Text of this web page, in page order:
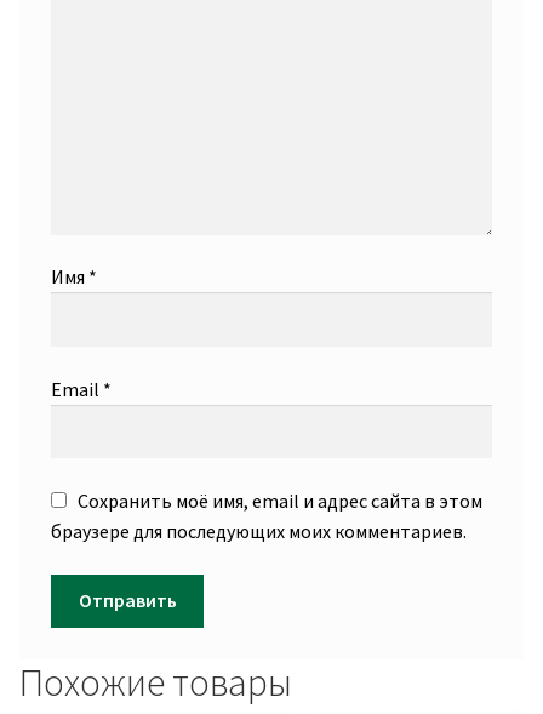
Имя *
Email *
Сохранить моё имя, email и адрес сайта в этом
браузере для последующих моих комментариев.
Похожие товары